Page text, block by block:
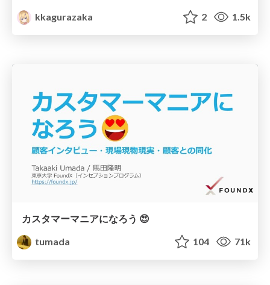
kkagurazaka 2 1.5k
カスタマーマニアになろう 😍
tumada
104 71k